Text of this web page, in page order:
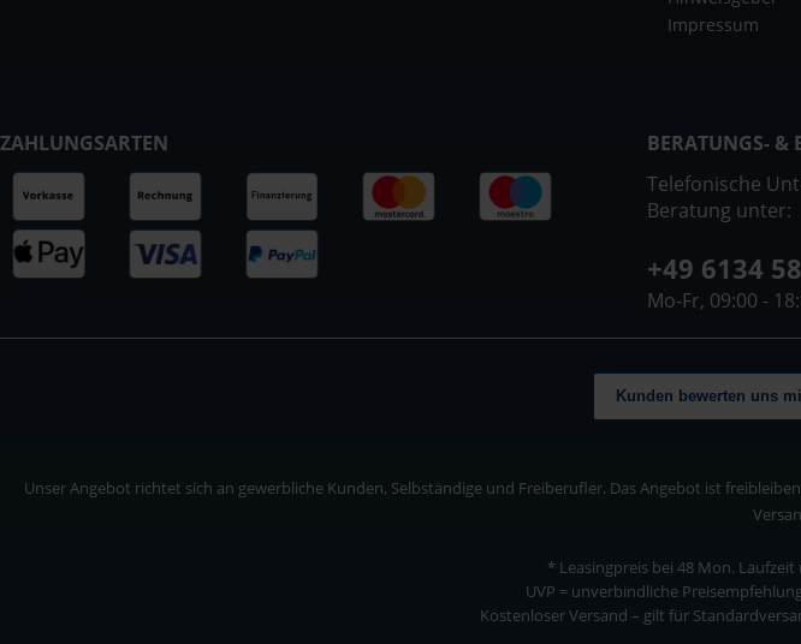
Impressum
ZAHLUNGSARTEN
BERATUNGS- &
Telefonische
Beratung unter:
+49 6134
Mo-Fr, 09:00 -
Kunden bewerten uns mit
Unser Angebot richtet sich an gewerbliche Kunden, Selbständige und Freiberufler. Das Angebot ist
* Leasingpreis bei 48 Mon. Laufzeit
UVP = unverbindliche
Kostenloser Versand – gilt für